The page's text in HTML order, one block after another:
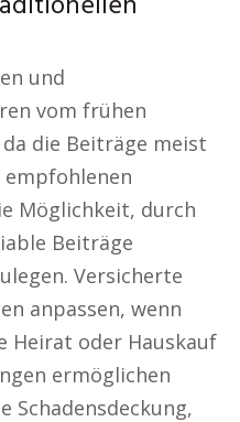
und
vom frühen
die Beiträge meist
empfohlenen
Möglichkeit, durch
Beiträge
Versicherte
anpassen, wenn
Heirat oder Hauskauf
ermöglichen
Schadensdeckung,